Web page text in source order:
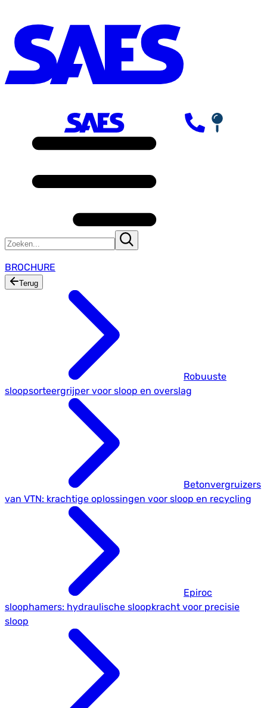
BROCHURE
Terug
Robuuste
sloopsorteergrijper voor sloop en overslag
Betonvergruizers
van VTN: krachtige oplossingen voor sloop en recycling
Epiroc
sloophamers: hydraulische sloopkracht voor precisie
sloop